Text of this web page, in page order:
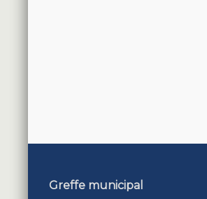
Greffe municipal